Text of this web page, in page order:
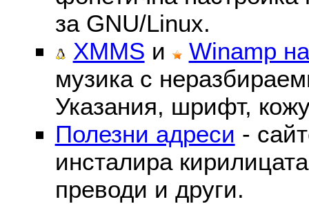
за GNU/Linux.
XMMS и
Winamp
музика с
Указания, шрифт,
Полезни адреси -
инсталира
преводи и други.